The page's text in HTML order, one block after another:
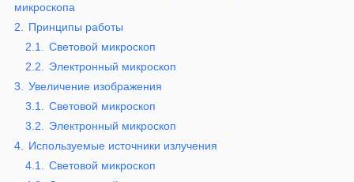
микроскопа
2.
Принципы работы
2.1.
Световой микроскоп
2.2.
Электронный микроскоп
3.
Увеличение изображения
3.1.
Световой микроскоп
3.2.
Электронный микроскоп
4.
Используемые источники излучения
4.1.
Световой микроскоп